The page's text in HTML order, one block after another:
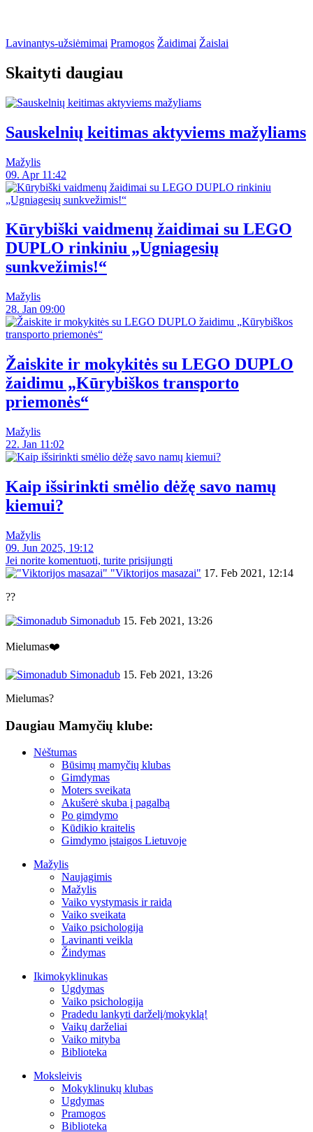
Lavinantys-užsiėmimai Pramogos Žaidimai Žaislai
Skaityti daugiau
Sauskelnių keitimas aktyviems mažyliams
Mažylis
09. Apr 11:42
Kūrybiški vaidmenų žaidimai su LEGO
DUPLO rinkiniu „Ugniagesių
sunkvežimis!“
Mažylis
28. Jan 09:00
Žaiskite ir mokykitės su LEGO DUPLO
žaidimu „Kūrybiškos transporto
priemonės“
Mažylis
22. Jan 11:02
Kaip išsirinkti smėlio dėžę savo namų
kiemui?
Mažylis
09. Jun 2025, 19:12
Jei norite komentuoti, turite prisijungti
"Viktorijos masazai" 17. Feb 2021, 12:14
??
Simonadub 15. Feb 2021, 13:26
Mielumas❤️
Simonadub 15. Feb 2021, 13:26
Mielumas?
Daugiau Mamyčių klube:
Nėštumas
Būsimų mamyčių klubas
Gimdymas
Moters sveikata
Akušerė skuba į pagalbą
Po gimdymo
Kūdikio kraitelis
Gimdymo įstaigos Lietuvoje
Mažylis
Naujagimis
Mažylis
Vaiko vystymasis ir raida
Vaiko sveikata
Vaiko psichologija
Lavinanti veikla
Žindymas
Ikimokyklinukas
Ugdymas
Vaiko psichologija
Pradedu lankyti darželį/mokyklą!
Vaikų darželiai
Vaiko mityba
Biblioteka
Moksleivis
Mokyklinukų klubas
Ugdymas
Pramogos
Biblioteka